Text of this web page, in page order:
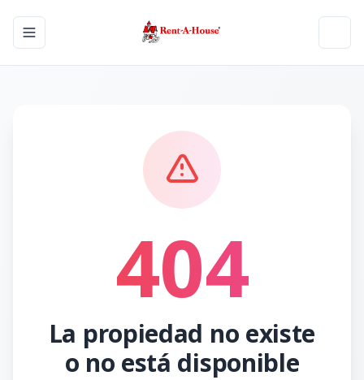
Toggle navigation menu
404
La propiedad no existe
o no está disponible